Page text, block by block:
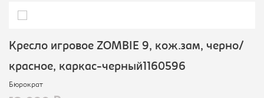
Кресло игровое ZOMBIE 9, кож.зам, черно/
красное, каркас-черный1160596
Бюрократ